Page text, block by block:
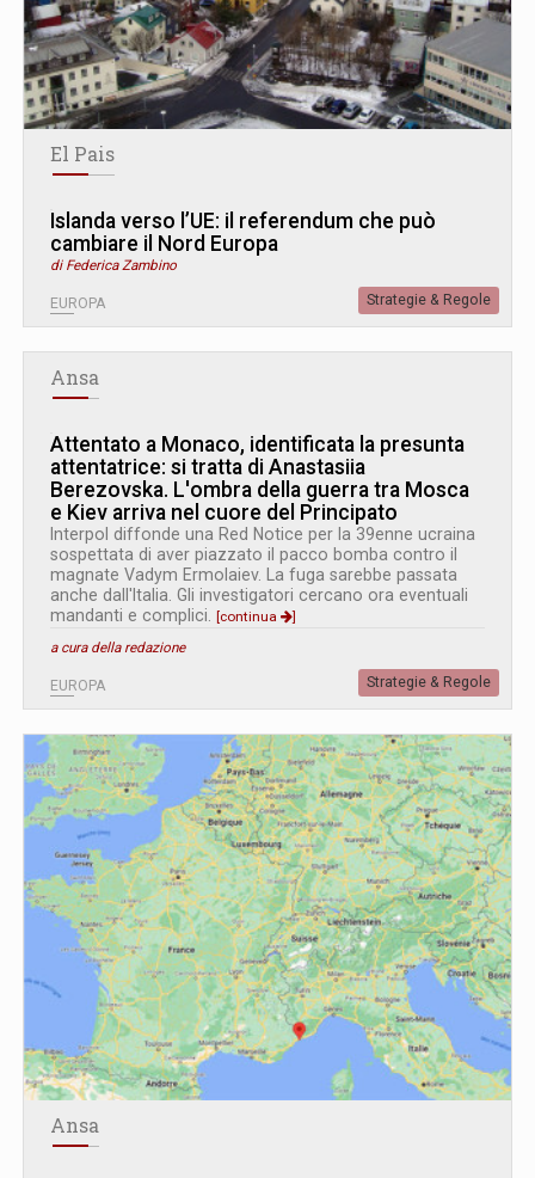
El Pais
Islanda verso l’UE: il referendum che può
cambiare il Nord Europa
di Federica Zambino
EUROPA Strategie & Regole
Ansa
Attentato a Monaco, identificata la presunta
attentatrice: si tratta di Anastasiia
Berezovska. L'ombra della guerra tra Mosca
e Kiev arriva nel cuore del Principato
Interpol diffonde una Red Notice per la 39enne ucraina
sospettata di aver piazzato il pacco bomba contro il
magnate Vadym Ermolaiev. La fuga sarebbe passata
anche dall'Italia. Gli investigatori cercano ora eventuali
mandanti e complici. [continua
]
a cura della redazione
EUROPA Strategie & Regole
Ansa